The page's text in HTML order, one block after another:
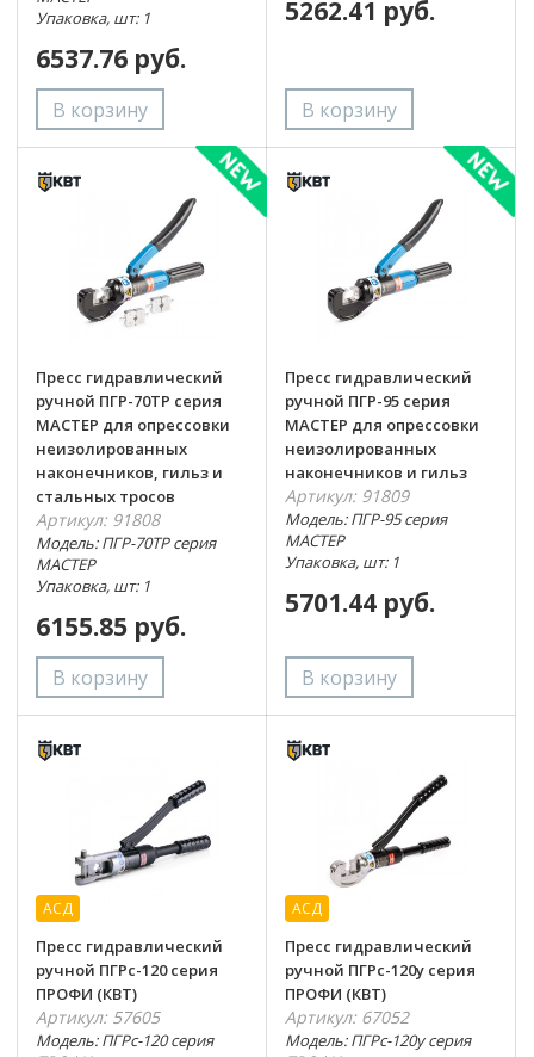
Упаковка, шт: 1
6537.76 руб.
5262.41 руб.
Пресс гидравлический
ручной ПГР-70ТР серия
МАСТЕР для опрессовки
неизолированных
наконечников, гильз и
стальных тросов
Артикул: 91808
Модель: ПГР-70ТР серия
МАСТЕР
Упаковка, шт: 1
6155.85 руб.
Пресс гидравлический
ручной ПГР-95 серия
МАСТЕР для опрессовки
неизолированных
наконечников и гильз
Артикул: 91809
Модель: ПГР-95 серия
МАСТЕР
Упаковка, шт: 1
5701.44 руб.
АСД
Пресс гидравлический
ручной ПГРс-120 серия
ПРОФИ (КВТ)
Артикул: 57605
Модель: ПГРс-120 серия
АСД
Пресс гидравлический
ручной ПГРс-120у серия
ПРОФИ (КВТ)
Артикул: 67052
Модель: ПГРс-120у серия